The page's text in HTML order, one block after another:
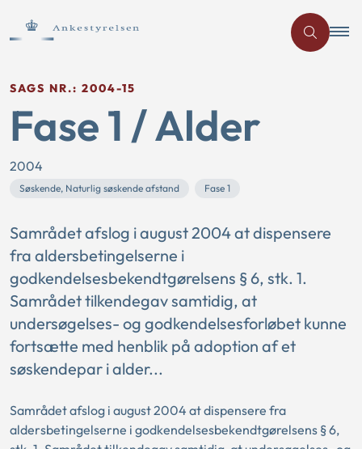
SAGS NR.: 2004-15
Fase 1 / Alder
2004
Søskende, Naturlig søskende afstand Fase 1
Samrådet afslog i august 2004 at dispensere
fra aldersbetingelserne i
godkendelsesbekendtgørelsens § 6, stk. 1.
Samrådet tilkendegav samtidig, at
undersøgelses- og godkendelsesforløbet kunne
fortsætte med henblik på adoption af et
søskendepar i alder...
Samrådet afslog i august 2004 at dispensere fra
aldersbetingelserne i godkendelsesbekendtgørelsens § 6,